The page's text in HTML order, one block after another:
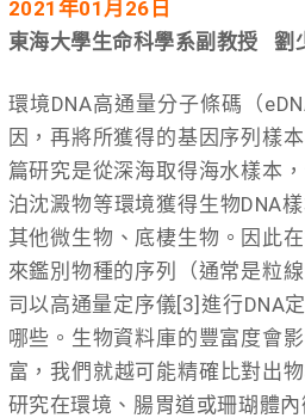
2021 年01月26日
東海大學生命科學系副教授 劉
環境DNA高通量分子條碼（
因，再將所獲得的基因序列樣
篇研究是從深海取得海水樣本
泊沈澱物等環境獲得生物DNA
其他微生物、底棲生物。因此
來鑑別物種的序列（通常是粒
司以高通量定序儀[3]進行DNA
哪些。生物資料庫的豐富度會
富，我們就越可能精確比對出
研究在環境、腸胃道或珊瑚體